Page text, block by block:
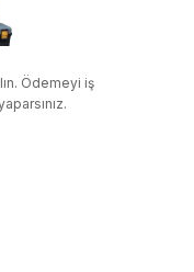
Ödemeyi iş